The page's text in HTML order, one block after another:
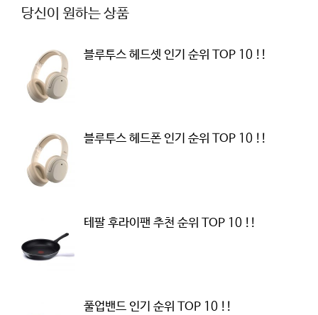
당신이 원하는 상품
블루투스 헤드셋 인기 순위 TOP 10 !!
블루투스 헤드폰 인기 순위 TOP 10 !!
테팔 후라이팬 추천 순위 TOP 10 !!
풀업밴드 인기 순위 TOP 10 !!